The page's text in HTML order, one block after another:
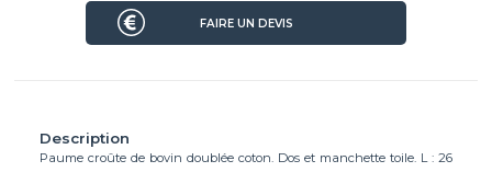
Description
Paume croûte de bovin doublée coton. Dos et manchette toile. L : 26
FAIRE UN DEVIS